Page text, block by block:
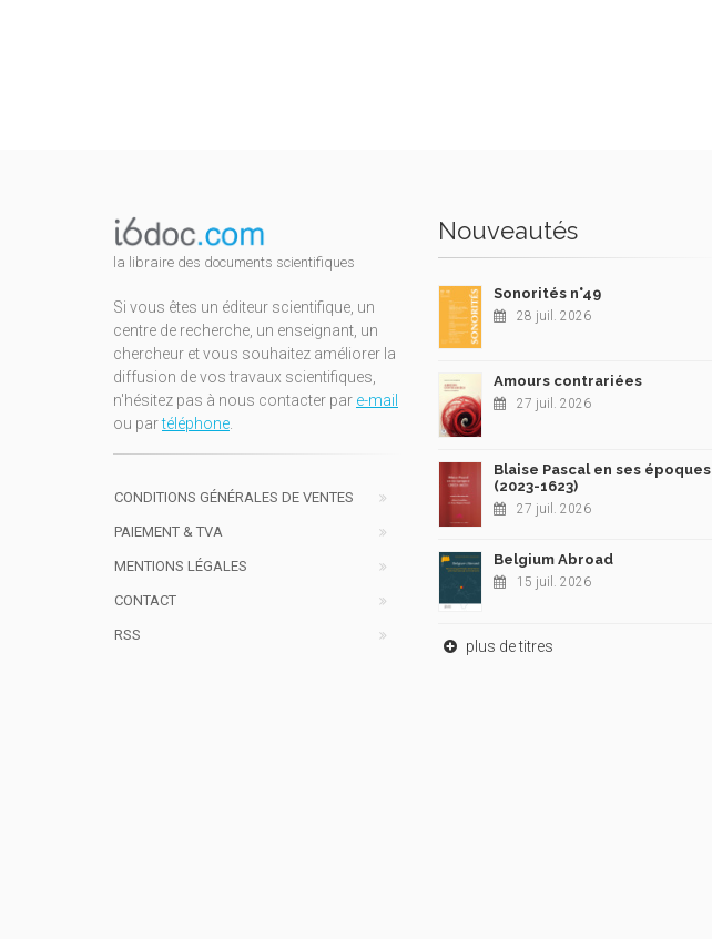
la libraire des documents scientifiques
Si vous êtes un éditeur scientifique, un
centre de recherche, un enseignant, un
chercheur et vous souhaitez améliorer la
diffusion de vos travaux scientifiques,
n'hésitez pas à nous contacter par e-mail
ou partéléphone.
CONDITIONS GÉNÉRALES DE VENTES
PAIEMENT & TVA
MENTIONS LÉGALES
CONTACT
RSS
Nouveautés
Sonorités n°49
28 juil. 2026
Amours contrariées
27 juil. 2026
Blaise Pascal en ses époques
(2023-1623)
27 juil. 2026
Belgium Abroad
15 juil. 2026
plus de titres